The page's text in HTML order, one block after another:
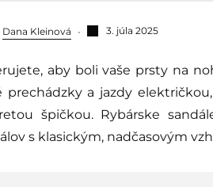
Dana Kleinová 3. júla 2025
prechádzky a jazdy
špičkou. Rybárske
s klasickým, nadčasovým